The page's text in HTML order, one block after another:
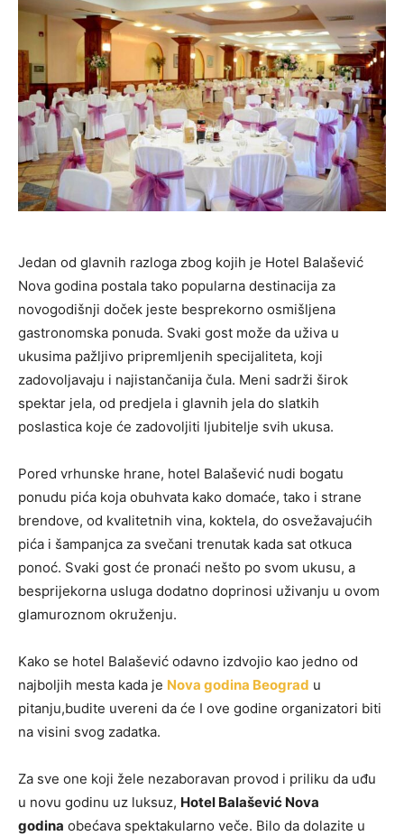
Jedan od glavnih razloga zbog kojih je Hotel Balašević
Nova godina postala tako popularna destinacija za
novogodišnji doček jeste besprekorno osmišljena
gastronomska ponuda. Svaki gost može da uživa u
ukusima pažljivo pripremljenih specijaliteta, koji
zadovoljavaju i najistančanija čula. Meni sadrži širok
spektar jela, od predjela i glavnih jela do slatkih
poslastica koje će zadovoljiti ljubitelje svih ukusa.
Pored vrhunske hrane, hotel Balašević nudi bogatu
ponudu pića koja obuhvata kako domaće, tako i strane
brendove, od kvalitetnih vina, koktela, do osvežavajućih
pića i šampanjca za svečani trenutak kada sat otkuca
ponoć. Svaki gost će pronaći nešto po svom ukusu, a
besprijekorna usluga dodatno doprinosi uživanju u ovom
glamuroznom okruženju.
Kako se hotel Balašević odavno izdvojio kao jedno od
najboljih mesta kada je Nova godina Beograd u
pitanju,budite uvereni da će I ove godine organizatori biti
na visini svog zadatka.
Za sve one koji žele nezaboravan provod i priliku da uđu
u novu godinu uz luksuz, Hotel Balašević Nova
godina obećava spektakularno veče. Bilo da dolazite u